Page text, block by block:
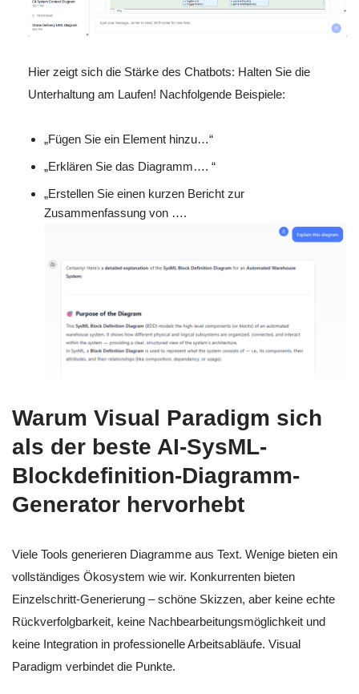
Hier zeigt sich die Stärke des Chatbots: Halten Sie die
Unterhaltung am Laufen! Nachfolgende Beispiele:
„Fügen Sie ein Element hinzu…“
„Erklären Sie das Diagramm…. “
„Erstellen Sie einen kurzen Bericht zur
Zusammenfassung von ….
Warum Visual Paradigm sich
als der beste AI-SysML-
Blockdefinition-Diagramm-
Generator hervorhebt
Viele Tools generieren Diagramme aus Text. Wenige bieten ein
vollständiges Ökosystem wie wir. Konkurrenten bieten
Einzelschritt-Generierung – schöne Skizzen, aber keine echte
Rückverfolgbarkeit, keine Nachbearbeitungsmöglichkeit und
keine Integration in professionelle Arbeitsabläufe. Visual
Paradigm verbindet die Punkte.